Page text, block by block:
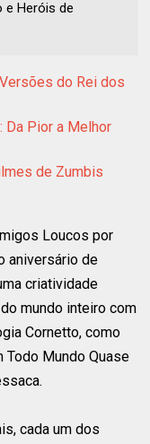
e Heróis de
do Rei dos
Da Pior a Melhor
de Zumbis
Loucos por
aniversário de
criatividade
mundo inteiro com
Cornetto, como
Todo Mundo Quase
cada um dos